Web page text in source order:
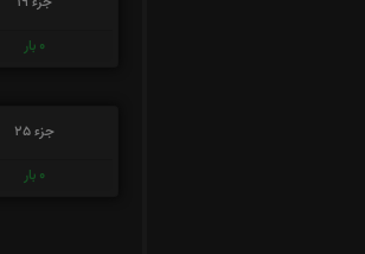
0 بار
جزء 25
0 بار